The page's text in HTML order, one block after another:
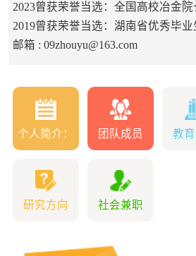
2023曾获荣誉当选：全国高校冶金
2019曾获荣誉当选：湖南省优秀毕业
邮箱 : 09zhouyu@163.com
个人简介： 团队成员 教
研究方向 社会兼职